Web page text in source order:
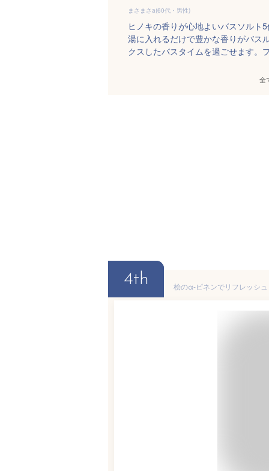
まさまさa(60代・男性)
ヒノキの香りが心地よいバスソルト
湯に入れるだけで豊かな香りがバス
クスしたバスタイムを過ごせます。
全
4th 桧のα-ピネンでリフレッシ